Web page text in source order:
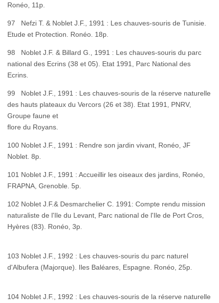
Ronéo, 11p.
97 Nefzi T. & Noblet J.F., 1991 : Les chauves-souris de Tunisie.
Etude et Protection. Ronéo. 18p.
98 Noblet J.F. & Billard G., 1991 : Les chauves-souris du parc
national des Ecrins (38 et 05). Etat 1991, Parc National des
99 Noblet J.F., 1991 : Les chauves-souris de la réserve naturelle
des hauts plateaux du Vercors (26 et 38). Etat 1991, PNRV,
Groupe faune et
flore du Royans.
100 Noblet J.F., 1991 : Rendre son jardin vivant, Ronéo, JF
Noblet. 8p.
101 Noblet J.F., 1991 : Accueillir les oiseaux des jardins, Ronéo,
FRAPNA, Grenoble. 5p.
102 Noblet J.F.& Desmarchelier C. 1991: Compte rendu mission
naturaliste de l'Ile du Levant, Parc national de l'Ile de Port Cros,
Hyères (83). Ronéo, 3p.
103 Noblet J.F., 1992 : Les chauves-souris du parc naturel
d'Albufera (Majorque). Iles Baléares, Espagne. Ronéo, 25p.
104 Noblet J.F., 1992 : Les chauves-souris de la réserve naturelle